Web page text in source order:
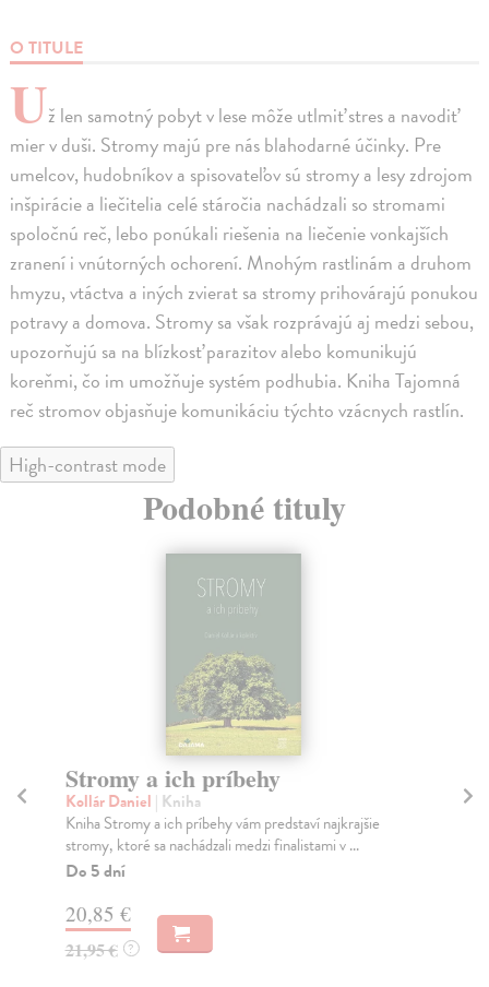
O TITULE
Už len samotný pobyt v lese môže utlmiť stres a navodiť
mier v duši. Stromy majú pre nás blahodarné účinky. Pre
umelcov, hudobníkov a spisovateľov sú stromy a lesy zdrojom
inšpirácie a liečitelia celé stáročia nachádzali so stromami
spoločnú reč, lebo ponúkali riešenia na liečenie vonkajších
zranení i vnútorných ochorení. Mnohým rastlinám a druhom
hmyzu, vtáctva a iných zvierat sa stromy prihovárajú ponukou
potravy a domova. Stromy sa však rozprávajú aj medzi sebou,
upozorňujú sa na blízkosť parazitov alebo komunikujú
koreňmi, čo im umožňuje systém podhubia. Kniha Tajomná
reč stromov objasňuje komunikáciu týchto vzácnych rastlín.
High-contrast mode
Podobné tituly
Stromy a ich príbehy
Kollár Daniel | Kniha
Kniha Stromy a ich príbehy vám predstaví najkrajšie
stromy, ktoré sa nachádzali medzi finalistami v ...
Do 5 dní
20,85 €
21,95 € ?